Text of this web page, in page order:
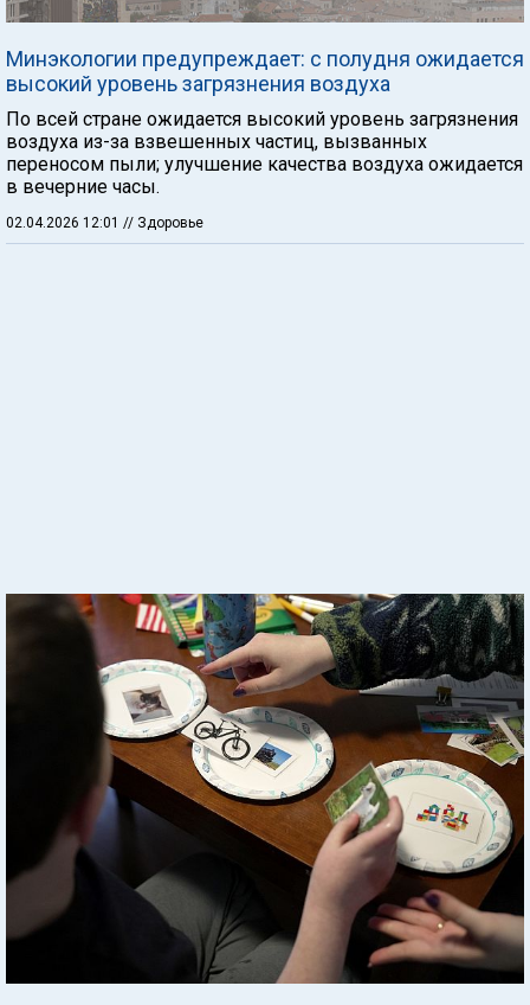
Минэкологии предупреждает: с полудня ожидается
высокий уровень загрязнения воздуха
По всей стране ожидается высокий уровень загрязнения
воздуха из-за взвешенных частиц, вызванных
переносом пыли; улучшение качества воздуха ожидается
в вечерние часы.
02.04.2026 12:01 // Здоровье